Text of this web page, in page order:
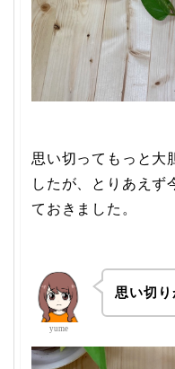
思い切ってもっと大
したが、とりあえず
ておきました。
yume
思い切り